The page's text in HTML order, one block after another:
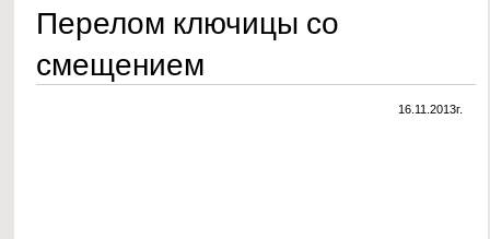
Перелом ключицы со
смещением
16.11.2013г.